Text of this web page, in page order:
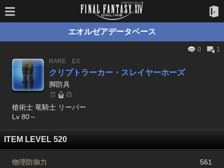
エオルゼアデータベース
0
1
RARE
EX
クリプトラーカー・スレイヤーホーズ
脚防具
槍術士 竜騎士 リーパー
Lv 80～
ITEM LEVEL 520
物理防御力
561